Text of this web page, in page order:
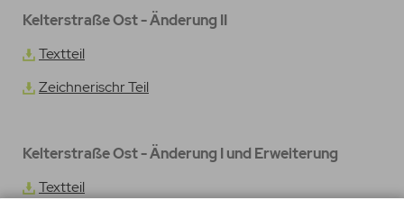
Kelterstraße Ost - Änderung II
Textteil
Zeichnerischr Teil
Kelterstraße Ost - Änderung I und Erweiterung
Textteil